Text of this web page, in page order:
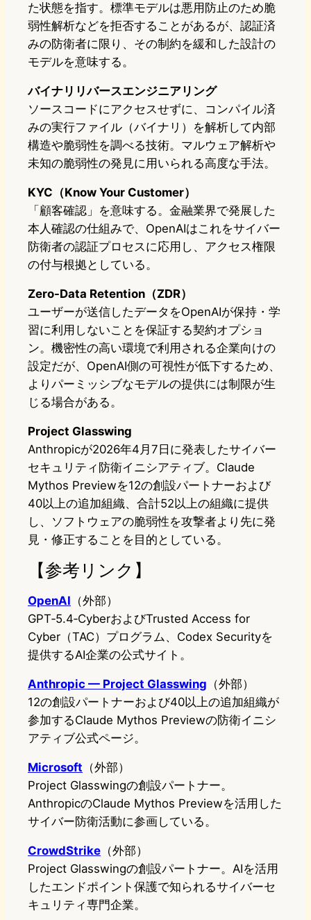
た状態を指す。標準モデルは悪用防止のため脆
弱性解析などを拒否することがあるが、認証済
みの防衛者に限り、その制約を緩和した設計の
モデルを意味する。
バイナリリバースエンジニアリング
ソースコードにアクセスせずに、コンパイル済
みの実行ファイル（バイナリ）を解析して内部
構造や脆弱性を調べる技術。マルウェア解析や
未知の脆弱性の発見に用いられる高度な手法。
KYC（Know Your Customer）
「顧客確認」を意味する。金融業界で発展した
本人確認の仕組みで、OpenAIはこれをサイバー
防衛者の認証プロセスに応用し、アクセス権限
の付与根拠としている。
Zero-Data Retention（ZDR）
ユーザーが送信したデータをOpenAIが保持・学
習に利用しないことを保証する契約オプショ
ン。機密性の高い環境で利用される企業向けの
設定だが、OpenAI側の可視性が低下するため、
よりパーミッシブなモデルの提供には制限が生
じる場合がある。
Project Glasswing
Anthropicが2026年4月7日に発表したサイバー
セキュリティ防衛イニシアティブ。Claude
Mythos Previewを12の創設パートナーおよび
40以上の追加組織、合計52以上の組織に提供
し、ソフトウェアの脆弱性を攻撃者より先に発
見・修正することを目的としている。
【参考リンク】
OpenAI （外部）
GPT‑5.4‑CyberおよびTrusted Access for
Cyber（TAC）プログラム、Codex Securityを
提供するAI企業の公式サイト。
Anthropic — Project Glasswing （外部）
12の創設パートナーおよび40以上の追加組織が
参加するClaude Mythos Previewの防衛イニシ
アティブ公式ページ。
Microsoft （外部）
Project Glasswingの創設パートナー。
AnthropicのClaude Mythos Previewを活用した
サイバー防衛活動に参画している。
CrowdStrike （外部）
Project Glasswingの創設パートナー。AIを活用
したエンドポイント保護で知られるサイバーセ
キュリティ専門企業。